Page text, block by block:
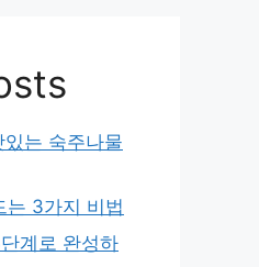
는 숙주나물
는 3가지 비법
계로 완성하